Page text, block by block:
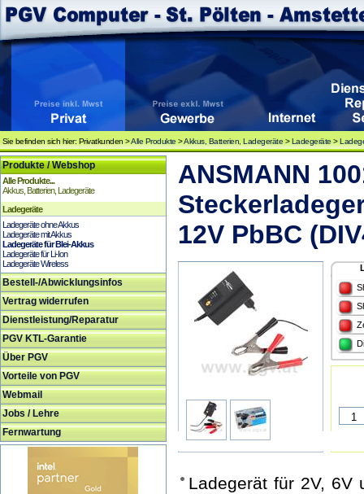
Sie befinden sich hier: Privatkunden >Alle Produkte >Akkus, Batterien, Ladegeräte >Ladegeräte >
Produkte / Webshop
Alle Produkte...
Akkus, Batterien, Ladegeräte
Ladegeräte
Ladegeräte ohne Akkus
Ladegeräte mit Akkus
Ladegeräte für Blei-Akkus
Ladegeräte für Li-Ion
Ladegeräte Wireless
Bestell-/Abwicklungsinfos
Vertrag widerrufen
Dienstleistung/Reparatur
PGV KTL-Garantie
Über PGV
Vorteile von PGV
Webmail
Jobs / Lehre
Fernwartung
ANSMANN
12V PbBC
Ladegerät für 2V, 6V